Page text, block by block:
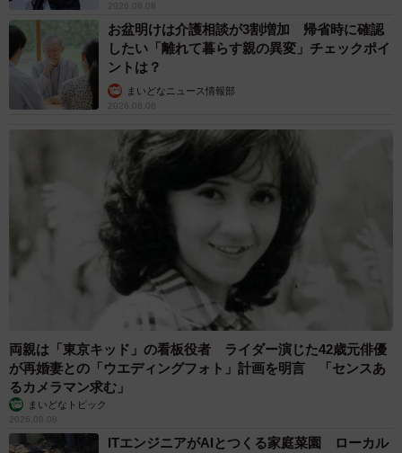
2026.08.08
お盆明けは介護相談が3割増加 帰省時に確認
したい「離れて暮らす親の異変」チェックポイ
ントは？
まいどなニュース情報部
2026.08.08
両親は「東京キッド」の看板役者 ライダー演じた42歳元俳優
が再婚妻との「ウエディングフォト」計画を明言 「センスあ
るカメラマン求む」
まいどなトピック
2026.08.08
ITエンジニアがAIとつくる家庭菜園 ローカル